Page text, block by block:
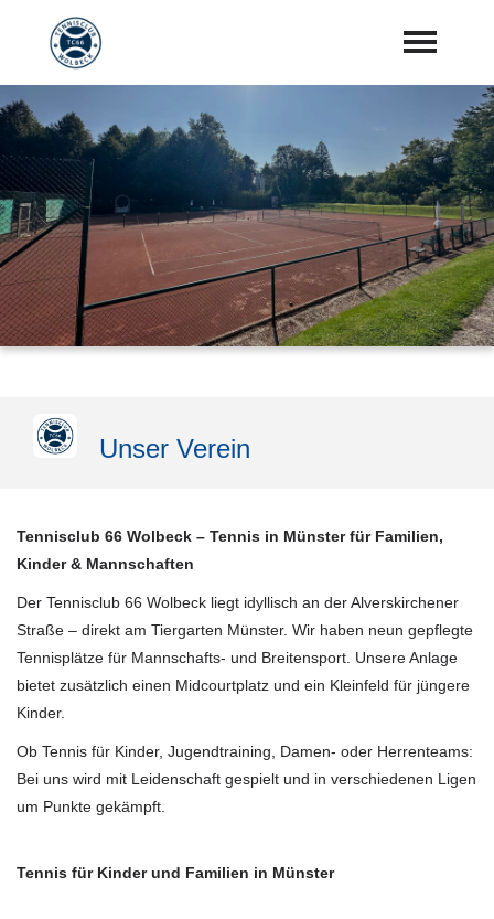
Startseite
Aktuelles
Vorstand
Training
Mannschaften
"Jetzt Mitglied werden"
Unser Verein
Tennisclub 66 Wolbeck – Tennis in Münster für Familien,
Kinder & Mannschaften
Der Tennisclub 66 Wolbeck liegt idyllisch an der Alverskirchener
Straße – direkt am Tiergarten Münster. Wir haben neun gepflegte
Tennisplätze für Mannschafts- und Breitensport. Unsere Anlage
bietet zusätzlich einen Midcourtplatz und ein Kleinfeld für jüngere
Kinder.
Ob Tennis für Kinder, Jugendtraining, Damen- oder Herrenteams:
Bei uns wird mit Leidenschaft gespielt und in verschiedenen Ligen
um Punkte gekämpft.
Tennis für Kinder und Familien in Münster